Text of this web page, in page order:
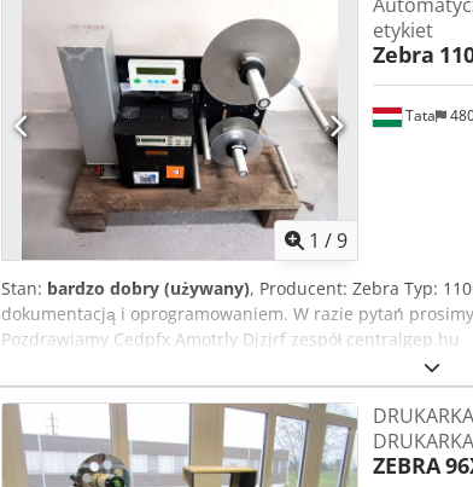
1 /9
Tata
etykiet
Zebra
Stan: bardzo dobry (używany), Producent: Zebra Typ:
dokumentacją i oprogramowaniem. W razie pytań
Pozdrawiamy Cedpfx Amotrly Djzjrf zespół centralgep.hu
ZEBRA